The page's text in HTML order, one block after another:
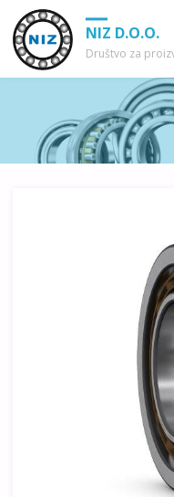
NIZ D.O.O.
Društvo za